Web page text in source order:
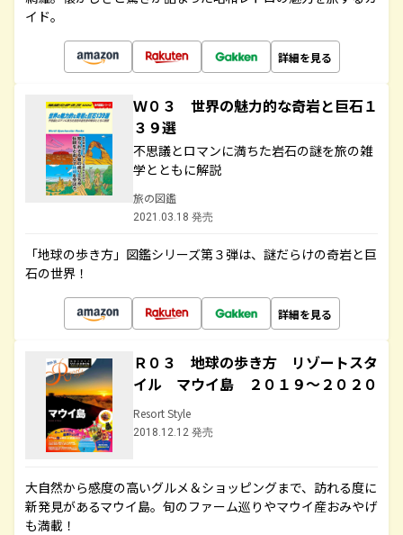
イド。
詳細を見る
Ｗ０３ 世界の魅力的な奇岩と巨石１
３９選
不思議とロマンに満ちた岩石の謎を旅の雑
学とともに解説
旅の図鑑
2021.03.18 発売
「地球の歩き方」図鑑シリーズ第３弾は、謎だらけの奇岩と巨
石の世界！
詳細を見る
Ｒ０３ 地球の歩き方 リゾートスタ
イル マウイ島 ２０１９～２０２０
Resort Style
2018.12.12 発売
大自然から感度の高いグルメ＆ショッピングまで、訪れる度に
新発見があるマウイ島。旬のファーム巡りやマウイ産おみやげ
も満載！